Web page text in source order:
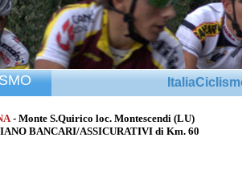
- Monte S.Quirico loc. Montescendi (LU)
BANCARI/ASSICURATIVI di Km. 60